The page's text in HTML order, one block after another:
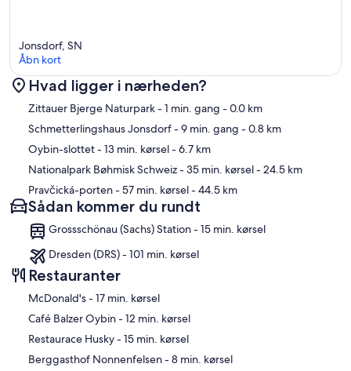
Kort
Jonsdorf, SN
Åbn kort
Hvad ligger i nærheden?
Zittauer Bjerge Naturpark- 1 min. gang - 0.0 km
Schmetterlingshaus Jonsdorf- 9 min. gang - 0.8 km
Oybin-slottet- 13 min. kørsel- 6.7 km
Nationalpark Bøhmisk Schweiz- 35 min. kørsel- 24.5 km
Pravčická-porten- 57 min. kørsel- 44.5 km
Sådan kommer du rundt
Grossschönau (Sachs) Station - 15 min. kørsel
Dresden (DRS) - 101 min. kørsel
Restauranter
‪McDonald's - ‬17 min. kørsel
‪Café Balzer Oybin - ‬12 min. kørsel
‪Restaurace Husky - ‬15 min. kørsel
‪Berggasthof Nonnenfelsen - ‬8 min. kørsel